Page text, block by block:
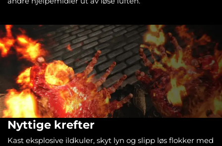
Nyttige krefter
Kast eksplosive ildkuler, skyt lyn og slipp løs flokker med